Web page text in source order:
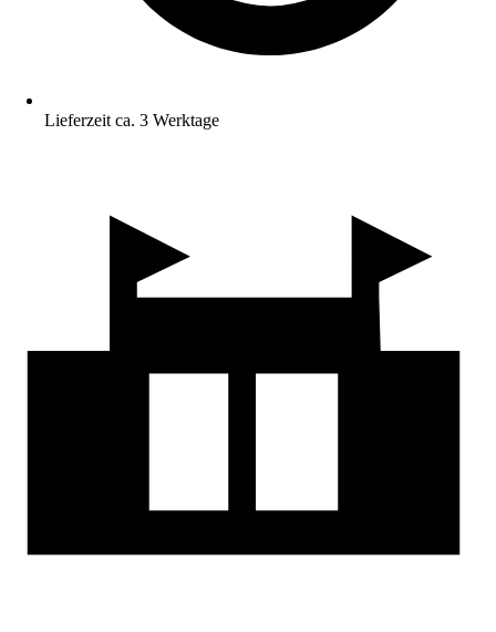
Lieferzeit ca. 3 Werktage